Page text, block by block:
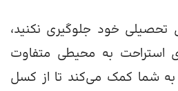
تحصیلی خود جلوگیری نکنید،
استراحت به محیطی متفاوت
به شما کمک می‌کند تا از کسل